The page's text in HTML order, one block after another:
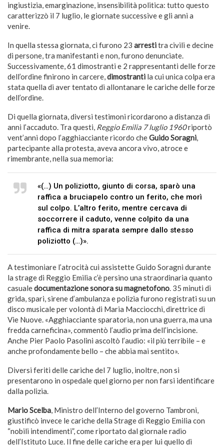
ingiustizia, emarginazione, insensibilità politica: tutto questo
caratterizzò il 7 luglio, le giornate successive e gli anni a
venire.
In quella stessa giornata, ci furono 23 arrestitra civili e decine
di persone, tra manifestanti e non, furono denunciate.
Successivamente, 61 dimostranti e 2 rappresentanti delle forze
dell’ordine finirono in carcere,dimostranti la cui unica colpa era
stata quella di aver tentato di allontanare le cariche delle forze
dell’ordine.
Di quella giornata, diversi testimoni ricordarono a distanza di
anni l’accaduto. Tra questi, Reggio Emilia 7 luglio 1960riportò
vent’anni dopo l’agghiacciante ricordo cheGuido Soragni,
partecipante alla protesta, aveva ancora vivo, atroce e
rimembrante, nella sua memoria:
«(…) Un poliziotto, giunto di corsa, sparò una
raffica a bruciapelo contro un ferito, che morì
sul colpo. L’altro ferito, mentre cercava di
soccorrere il caduto, venne colpito da una
raffica di mitra sparata sempre dallo stesso
poliziotto (…)».
A testimoniare l’atrocità cui assistette Guido Soragni durante
la strage di Reggio Emilia c’è persino una straordinaria quanto
casualedocumentazione sonora su magnetofono. 35 minuti di
grida, spari, sirene d’ambulanza e polizia furono registrati su un
disco musicale per volontà di Maria Macciocchi, direttrice di
Vie Nuove. «Agghiacciante sparatoria, non una guerra, ma una
fredda carneficina», commentò l’audio prima dell’incisione.
Anche Pier Paolo Pasolini ascoltò l’audio: «il più terribile – e
anche profondamente bello – che abbia mai sentito».
Diversi feriti delle cariche del 7 luglio, inoltre, non si
presentarono in ospedale quel giorno per non farsi identificare
dalla polizia.
Mario Scelba, Ministro dell’Interno del governo Tambroni,
giustificò invece le cariche della Strage di Reggio Emilia con
“nobili intendimenti”, come riportato dal giornale radio
dell’Istituto Luce. Il fine delle cariche era per lui quello di